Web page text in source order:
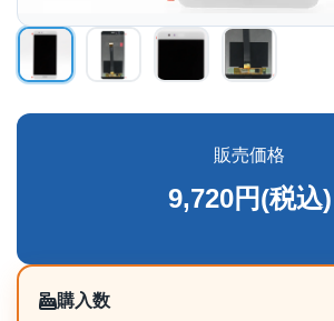
販売価格
9,720円(税込)
購入数